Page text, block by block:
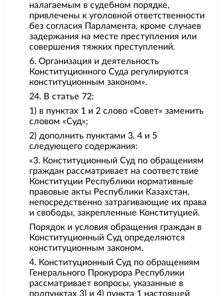
налагаемым в судебном порядке,
привлечены к уголовной ответственности
без согласия Парламента, кроме случаев
задержания на месте преступления или
совершения тяжких преступлений.
6. Организация и деятельность
Конституционного Суда регулируются
конституционным законом».
24. В статье 72:
1) в пунктах 1 и 2 слово «Совет» заменить
словом «Суд»;
2) дополнить пунктами 3, 4 и 5
следующего содержания:
«3. Конституционный Суд по обращениям
граждан рассматривает на соответствие
Конституции Республики нормативные
правовые акты Республики Казахстан,
непосредственно затрагивающие их права
и свободы, закрепленные Конституцией.
Порядок и условия обращения граждан в
Конституционный Суд определяются
конституционным законом.
4. Конституционный Суд по обращениям
Генерального Прокурора Республики
рассматривает вопросы, указанные в
подпунктах 3) и 4) пункта 1 настоящей